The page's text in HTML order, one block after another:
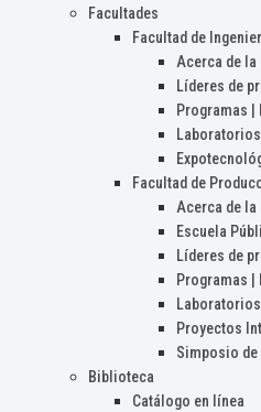
Facultades
Facultad de
Acerca de la
Líderes de
Programas |
Laboratorios
Facultad de
Acerca de la
Escuela
Líderes de
Programas |
Laboratorios
Proyectos
Simposio
Biblioteca
Catálogo en línea